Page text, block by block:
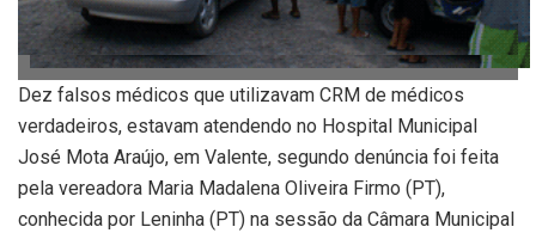
Dez falsos médicos que utilizavam CRM de médicos
verdadeiros, estavam atendendo no Hospital Municipal
José Mota Araújo, em Valente, segundo denúncia foi feita
pela vereadora Maria Madalena Oliveira Firmo (PT),
conhecida por Leninha (PT) na sessão da Câmara Municipal